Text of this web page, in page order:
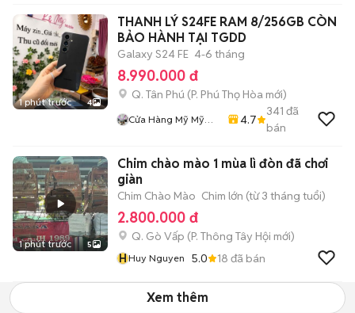
1 phút trước 4
THANH LÝ S24FE RAM 8/256GB CÒN
BẢO HÀNH TẠI TGDD
Galaxy S24 FE 4-6 tháng
8.990.000 đ
Q. Tân Phú (P. Phú Thọ Hòa mới)
Cửa Hàng Mỹ Mỹ
4.7
341 đã
bán
1 phút trước 5
Chim chào mào 1 mùa lì đòn đã chơi
giàn
Chim Chào Mào Chim lớn (từ 3 tháng tuổi)
2.800.000 đ
Q. Gò Vấp (P. Thông Tây Hội mới)
HHuy Nguyen 5.0 18 đã bán
Xem thêm